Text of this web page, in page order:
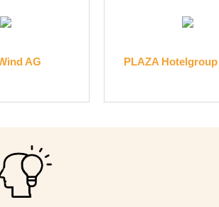
AG PLAZA